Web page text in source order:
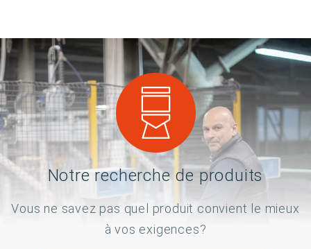
Notre recherche de produits
Vous ne savez pas quel produit convient le mieux
à vos exigences?